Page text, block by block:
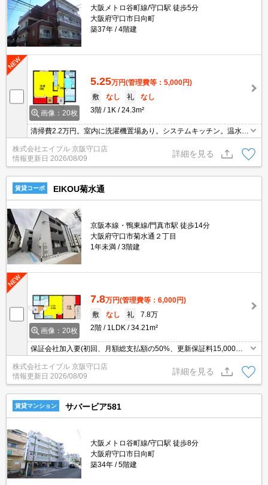
大阪メトロ谷町線/守口駅 徒歩5分
大阪府守口市日向町
築37年
4階建
画像：20枚
5.25万円(管理費等：5,000円)
敷
なし 礼
なし
3階
1K 24.3m²
清掃費2.2万円。室内に洗濯機置場あり。システムキッチン。温水洗
浄便座付き。駐車場(原付)1,000円/月。
株式会社エイブル 京阪守口店
情報更新日 2026/08/09
詳細を見る
賃貸コーポ EIKOU菊水通
京阪本線・鴨東線/門真市駅 徒歩14分
大阪府守口市菊水通２丁目
1年未満
3階建
画像：20枚
7.8万円(管理費等：6,000円)
敷
なし 礼
7.8万
2階
1LDK 34.21m²
保証会社加入要(初回、月額総支払額の50%、更新保証料15,000
円)。大型ショッピングモールへ700m。
株式会社エイブル 京阪守口店
情報更新日 2026/08/09
詳細を見る
賃貸マンション サバービア581
大阪メトロ谷町線/守口駅 徒歩8分
大阪府守口市日向町
築34年
5階建